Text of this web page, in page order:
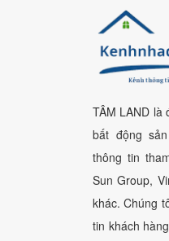
TÂM LAND là
bất động
thông tin
Sun Group,
khác. Chúng
tin khách